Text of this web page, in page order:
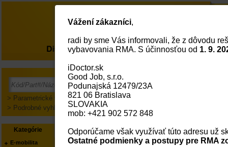
Folie
Obalové materiály
> Parametrické vyhľadávanie
> Podrobné vyhľadávanie
Kategórie Výrobcovia
E-mobilita
O nás
Vážení zákazníci,
radi by sme Vás informovali, že z dôvodu
vybavovania RMA. S účinnosťou od 1. 9.
iDoctor.sk
Good Job, s.r.o.
Podunajská 12479/23A
821 06 Bratislava
SLOVAKIA
mob: +421 902 572 848
Odporúčame však využívať túto adresu už
Ostatné podmienky a postupy pre RMA